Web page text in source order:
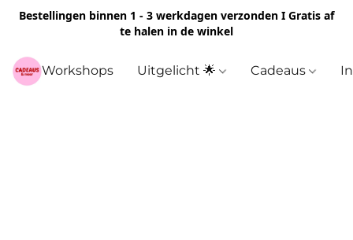
Bestellingen binnen 1 - 3 werkdagen verzonden I Gratis af
te halen in de winkel
Workshops Uitgelicht 🌟 Cadeaus